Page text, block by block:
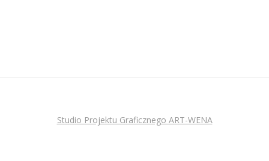
Studio Projektu Graficznego ART-WENA